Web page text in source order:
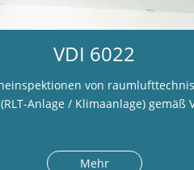
VDI 6022
von
Anlage / Klimaanlage) gemäß
Mehr